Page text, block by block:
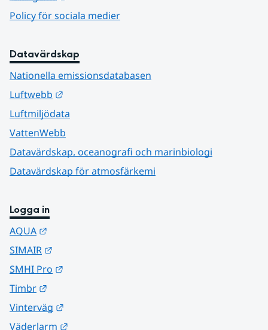
Policy för sociala medier
Datavärdskap
Nationella emissionsdatabasen
Luftwebb
Luftmiljödata
VattenWebb
Datavärdskap, oceanografi och marinbiologi
Datavärdskap för atmosfärkemi
Logga in
AQUA
SIMAIR
SMHI Pro
Timbr
Vinterväg
Väderlarm